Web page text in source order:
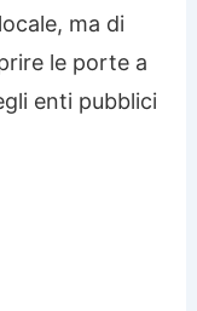
ma di
le porte a
enti pubblici